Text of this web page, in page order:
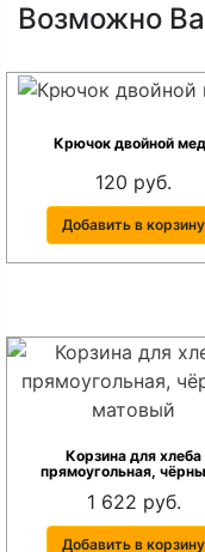
Возможно
Крючок двойной
120 руб.
Добавить в корзину
Корзина для хлеба
прямоугольная,
1 622 руб.
Добавить в корзину